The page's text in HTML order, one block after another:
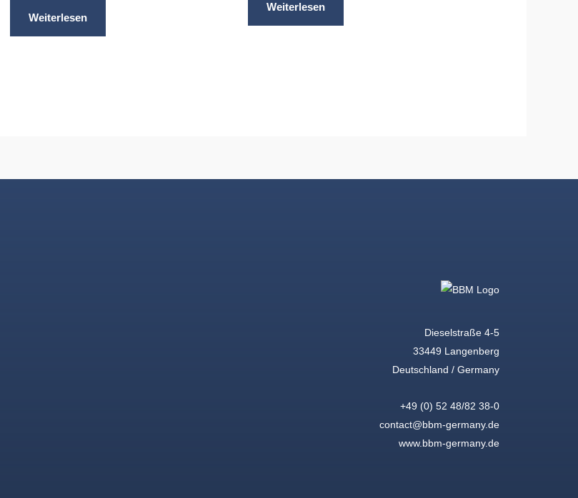
Weiterlesen
Weiterlesen
Dieselstraße 4-5
33449 Langenberg
Deutschland / Germany
+49 (0) 52 48/82 38-0
contact@bbm-germany.de
www.bbm-germany.de